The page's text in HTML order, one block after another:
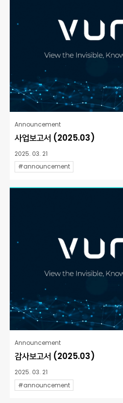
Announcement
사업보고서 (2025.03)
2025. 03. 21
#announcement
Announcement
감사보고서 (2025.03)
2025. 03. 21
#announcement